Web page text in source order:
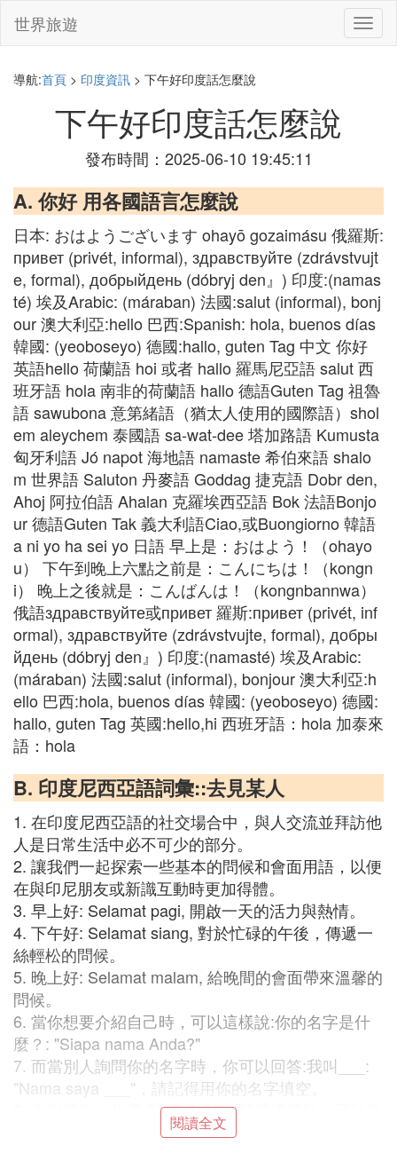
切
換
世界旅遊
導航:首頁 > 印度資訊 > 下午好印度話怎麼說
下午好印度話怎麼說
發布時間：2025-06-10 19:45:11
A. 你好 用各國語言怎麼說
日本: おはようございます ohayō gozaimásu 俄羅斯:
привет (privét, informal), здравствуйте (zdrávstvujt
e, formal), добрыйдень (dóbryj den』) 印度:(namas
té) 埃及Arabic: (máraban) 法國:salut (informal), bonj
our 澳大利亞:hello 巴西:Spanish: hola, buenos días
韓國: (yeoboseyo) 德國:hallo, guten Tag 中文 你好
英語hello 荷蘭語 hoi 或者 hallo 羅馬尼亞語 salut 西
班牙語 hola 南非的荷蘭語 hallo 德語Guten Tag 祖魯
語 sawubona 意第緒語（猶太人使用的國際語）shol
em aleychem 泰國語 sa-wat-dee 塔加路語 Kumusta
匈牙利語 Jó napot 海地語 namaste 希伯來語 shalo
m 世界語 Saluton 丹麥語 Goddag 捷克語 Dobr den,
Ahoj 阿拉伯語 Ahalan 克羅埃西亞語 Bok 法語Bonjo
ur 德語Guten Tak 義大利語Ciao,或Buongiorno 韓語
a ni yo ha sei yo 日語 早上是：おはよう！（ohayo
u） 下午到晚上六點之前是：こんにちは！（kongn
i） 晚上之後就是：こんばんは！（kongnbannwa）
俄語здравствуйте或привет 羅斯:привет (privét, inf
ormal), здравствуйте (zdrávstvujte, formal), добры
йдень (dóbryj den』) 印度:(namasté) 埃及Arabic:
(máraban) 法國:salut (informal), bonjour 澳大利亞:h
ello 巴西:hola, buenos días 韓國: (yeoboseyo) 德國:
hallo, guten Tag 英國:hello,hi 西班牙語：hola 加泰來
語：hola
B. 印度尼西亞語詞彙::去見某人
1. 在印度尼西亞語的社交場合中，與人交流並拜訪他
人是日常生活中必不可少的部分。
2. 讓我們一起探索一些基本的問候和會面用語，以便
在與印尼朋友或新識互動時更加得體。
3. 早上好: Selamat pagi, 開啟一天的活力與熱情。
4. 下午好: Selamat siang, 對於忙碌的午後，傳遞一
絲輕松的問候。
5. 晚上好: Selamat malam, 給晚間的會面帶來溫馨的
問候。
6. 當你想要介紹自己時，可以這樣說:你的名字是什
麼？: "Siapa nama Anda?"
7. 而當別人詢問你的名字時，你可以回答:我叫___:
"Nama saya ___"，請記得用你的名字填空。
8. 在對話中，如果需要表達沒有聽清或道歉，可以使
用:對不起，我沒聽見: "Maaf, saya tidak dengar"，展
閱讀全文